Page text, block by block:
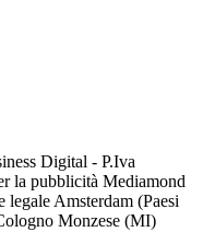
Digital - P.Iva
la pubblicità Mediamond
Amsterdam (Paesi
Monzese (MI)